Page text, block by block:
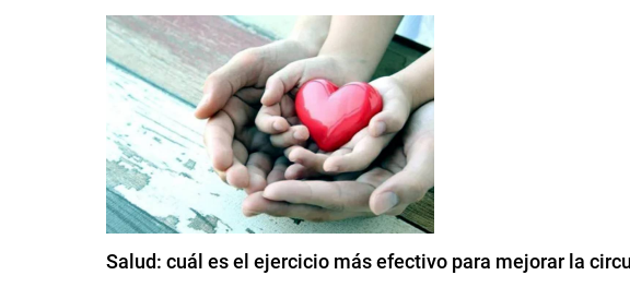
Salud: cuál es el ejercicio más efectivo para mejorar la